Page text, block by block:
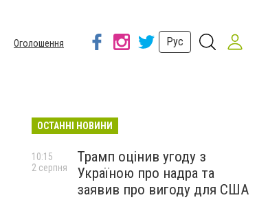
Оголошення
Рус
ОСТАННІ НОВИНИ
Трамп оцінив угоду з
Україною про надра та
заявив про вигоду для США
10:15
2 серпня